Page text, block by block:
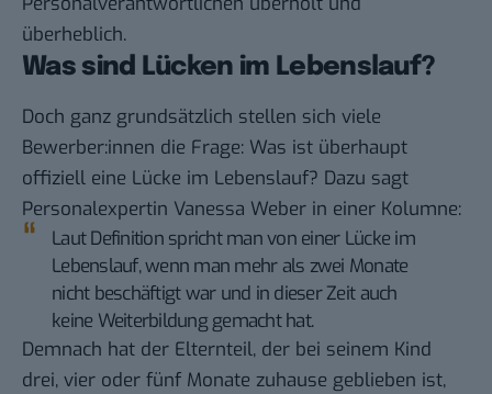
überheblich.
Was sind Lücken im Lebenslauf?
Doch ganz grundsätzlich stellen sich viele
Bewerber:innen die Frage: Was ist überhaupt
offiziell eine Lücke im Lebenslauf? Dazu sagt
Personalexpertin Vanessa Weber in einer Kolumne:
Laut Definition spricht man von einer Lücke im
Lebenslauf, wenn man mehr als zwei Monate
nicht beschäftigt war und in dieser Zeit auch
keine Weiterbildung gemacht hat.
Demnach hat der Elternteil, der bei seinem Kind
drei, vier oder fünf Monate zuhause geblieben ist,